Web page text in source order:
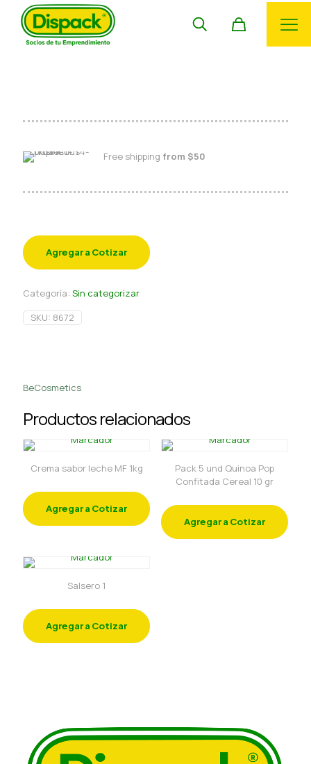
Free shipping from $50
Agregar a Cotizar
Categoría: Sin categorizar
SKU: 8672
BeCosmetics
Productos relacionados
Crema sabor leche MF 1kg
Agregar a Cotizar
Pack 5 und Quinoa Pop
Confitada Cereal 10 gr
Agregar a Cotizar
Salsero 1
Agregar a Cotizar